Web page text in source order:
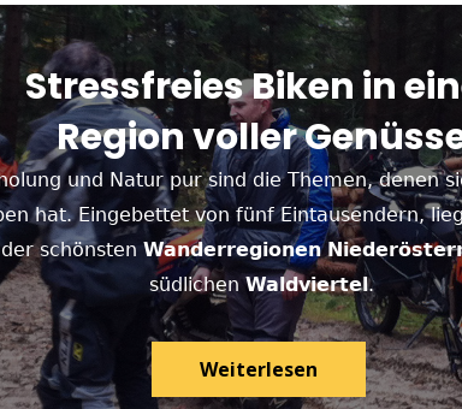
Stressfreies Biken in
Region voller
und Natur pur sind die Themen, denen
hat. Eingebettet von fünf Eintausendern,
schönsten Wanderregionen
südlichenWaldviertel.
Weiterlesen